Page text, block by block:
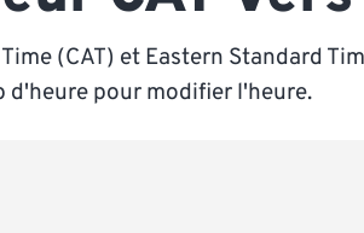
(CAT) et Eastern Standard
d'heure pour modifier l'heure.